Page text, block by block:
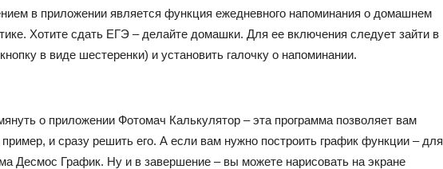
в приложении является функция ежедневного напоминания о домашнем
Хотите сдать ЕГЭ – делайте домашки. Для ее включения следует зайти в
в виде шестеренки) и установить галочку о напоминании.
о приложении Фотомач Калькулятор – эта программа позволяет вам
и сразу решить его. А если вам нужно построить график функции – для
Десмос График. Ну и в завершение – вы можете нарисовать на экране